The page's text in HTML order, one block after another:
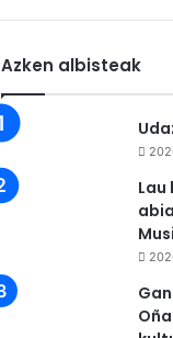
Azken albisteak